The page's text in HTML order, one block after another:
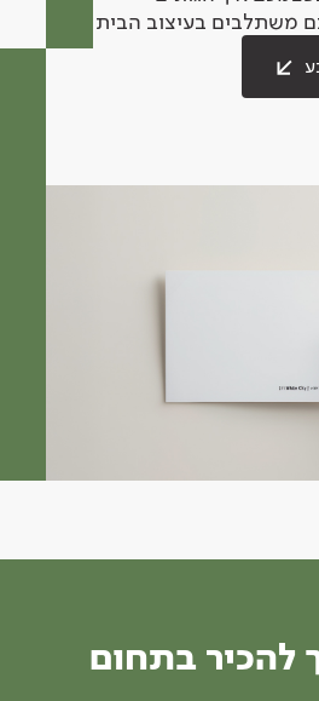
משתלבים בעיצוב הבית.
להכיר בתחום